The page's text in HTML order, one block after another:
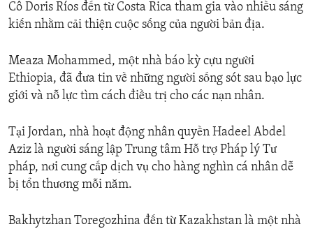
Cô Doris Ríos đến từ Costa Rica tham gia vào nhiều sáng
kiến nhằm cải thiện cuộc sống của người bản địa.
Meaza Mohammed, một nhà báo kỳ cựu người
Ethiopia, đã đưa tin về những người sống sót sau bạo lực
giới và nỗ lực tìm cách điều trị cho các nạn nhân.
Tại Jordan, nhà hoạt động nhân quyền Hadeel Abdel
Aziz là người sáng lập Trung tâm Hỗ trợ Pháp lý Tư
pháp, nơi cung cấp dịch vụ cho hàng nghìn cá nhân dễ
bị tổn thương mỗi năm.
Bakhytzhan Toregozhina đến từ Kazakhstan là một nhà